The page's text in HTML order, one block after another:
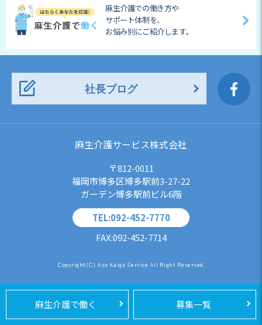
麻生介護での働き方や
サポート体制を、
お悩み別にご紹介します。
社長ブログ
麻生介護サービス株式会社
〒812-0011
福岡市博多区博多駅前3-27-22
ガーデン博多駅前ビル6階
TEL:092-452-7770
FAX:092-452-7714
Copyright(C) Aso Kaigo Service All Right Reserved.
麻生介護で働く 募集一覧